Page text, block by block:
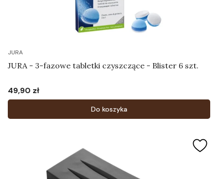
JURA
JURA - 3-fazowe tabletki czyszczące - Blister 6 szt.
Cena
49,90 zł
Do koszyka